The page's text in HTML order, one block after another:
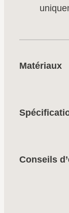
Matériaux
Conseils